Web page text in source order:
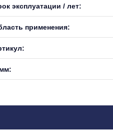
эксплуатации / лет:
применения: